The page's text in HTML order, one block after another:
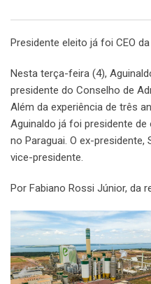
Presidente eleito já foi CEO
Nesta terça-feira (4),
presidente do Conselho de
Além da experiência de três
Aguinaldo já foi presidente de
no Paraguai. O ex-
vice-presidente.
Por Fabiano Rossi Júnior, da